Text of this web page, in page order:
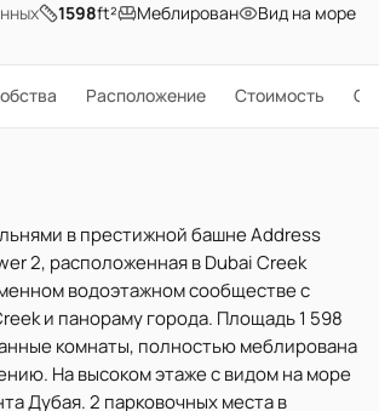
1598ft² Меблирован Вид на море
Расположение Стоимость О
в престижной башне Address
2, расположенная в Dubai Creek
водоэтажном сообществе с
и панораму города. Площадь 1 598
комнаты, полностью меблирована
На высоком этаже с видом на море
Дубая. 2 парковочных места в